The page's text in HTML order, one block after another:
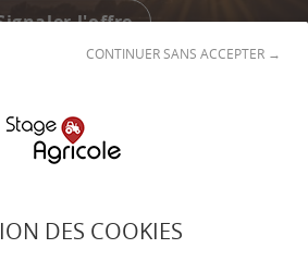
DES COOKIES
CONTINUER SANS ACCEPTER →
l'offre
un(e) apprenti(e)